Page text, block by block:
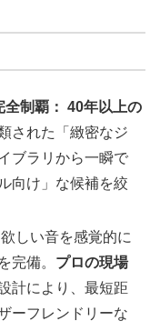
制覇： 40年以上の
された「緻密なジ
ブラリから一瞬で
向け」な候補を絞
欲しい音を感覚的に
完備。 プロの現場
計により、最短距
ーフレンドリーな